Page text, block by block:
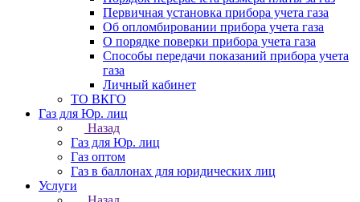
Первичная установка прибора учета газа
Об опломбировании прибора учета газа
О порядке поверки прибора учета газа
Способы передачи показаний прибора учета
газа
Личный кабинет
ТО ВКГО
Газ для Юр. лиц
Назад
Газ для Юр. лиц
Газ оптом
Газ в баллонах для юридических лиц
Услуги